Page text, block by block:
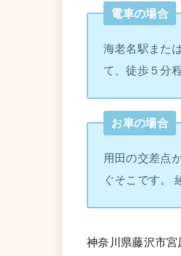
電車の場合
海老名駅また
て、徒歩５分
お車の場合
用田の交差点
ぐそこです。
神奈川県藤沢市宮